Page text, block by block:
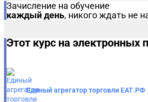
Зачисление на обучение
каждый день, никого ждать не
Этот курс на электронных
Единый агрегатор торговли ЕАТ.РФ